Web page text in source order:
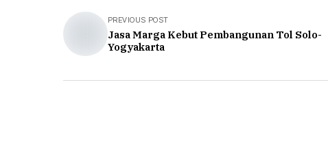
PREVIOUS POST
Jasa Marga Kebut Pembangunan Tol Solo-
Yogyakarta